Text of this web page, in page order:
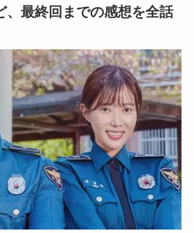
、最終回までの感想を全話